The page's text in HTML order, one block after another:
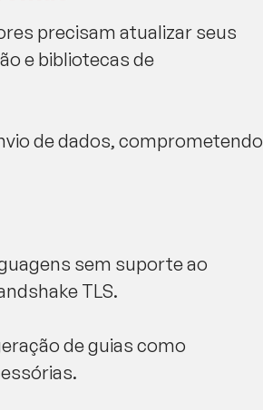
precisam atualizar seus
e bibliotecas de
de dados, comprometendo
sem suporte ao
TLS.
de guias como